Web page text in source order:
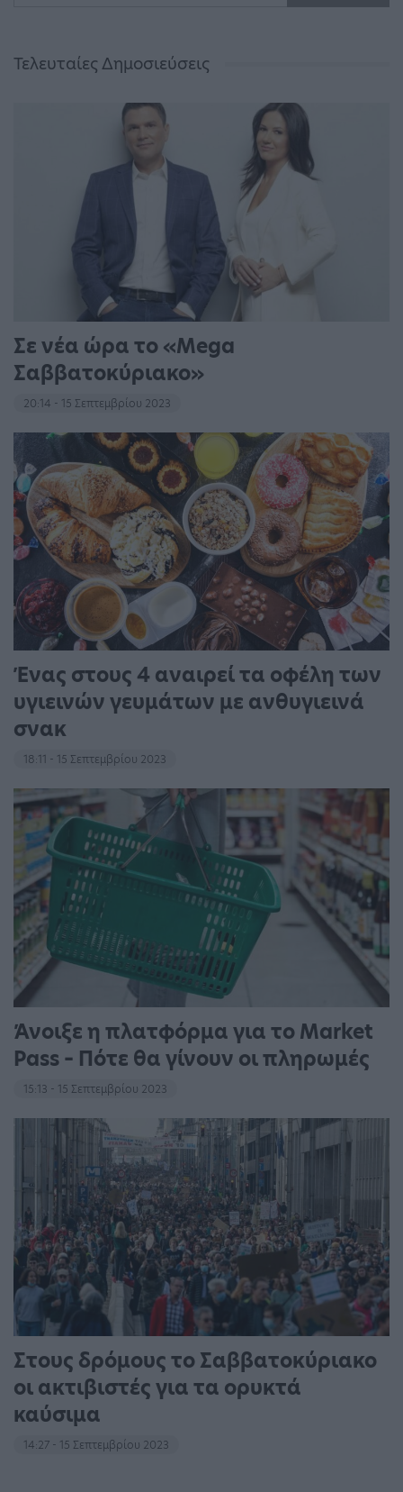
Τελευταίες Δημοσιεύσεις
Σε νέα ώρα το «Mega
Σαββατοκύριακο»
20:14 - 15 Σεπτεμβρίου 2023
Ένας στους 4 αναιρεί τα οφέλη των
υγιεινών γευμάτων με ανθυγιεινά
σνακ
18:11 - 15 Σεπτεμβρίου 2023
Άνοιξε η πλατφόρμα για το Market
Pass – Πότε θα γίνουν οι πληρωμές
15:13 - 15 Σεπτεμβρίου 2023
Στους δρόμους το Σαββατοκύριακο
οι ακτιβιστές για τα ορυκτά
καύσιμα
14:27 - 15 Σεπτεμβρίου 2023